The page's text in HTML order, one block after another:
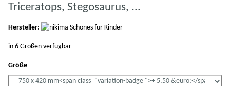
Triceratops, Stegosaurus, ...
Hersteller:
in 6 Größen verfügbar
Größe